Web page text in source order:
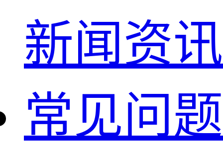
新闻资讯
常见问题